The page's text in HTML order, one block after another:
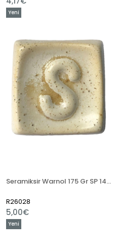
Seramiksir Warnol 175 Gr SP 1462
R26028
5,00€
Yeni
Yeni